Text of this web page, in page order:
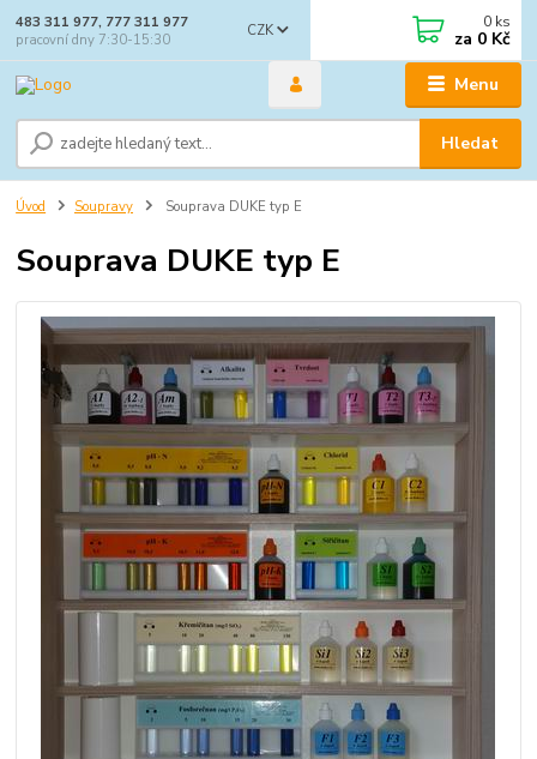
Menu
CZK
Hledat
483 311 977, 777 311 977
pracovní dny 7:30-15:30
0 ks
za 0 Kč
Úvod Soupravy Souprava DUKE typ E
Souprava DUKE typ E